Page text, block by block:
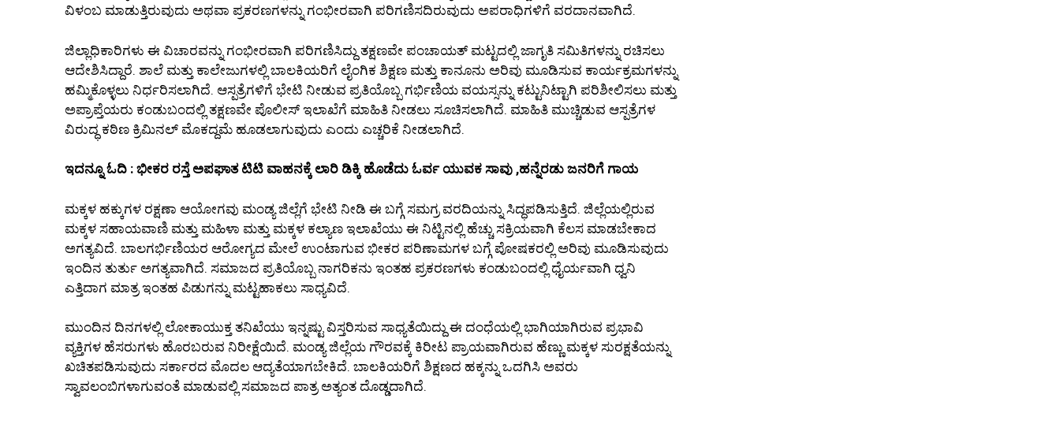
ವಿಳಂಬ ಮಾಡುತ್ತಿರುವುದು ಅಥವಾ ಪ್ರಕರಣಗಳನ್ನು ಗಂಭೀರವಾಗಿ ಪರಿಗಣಿಸದಿರುವುದು ಅಪರಾಧಿಗಳಿಗೆ ವರದಾನವಾಗಿದೆ.
ಜಿಲ್ಲಾಧಿಕಾರಿಗಳು ಈ ವಿಚಾರವನ್ನು ಗಂಭೀರವಾಗಿ ಪರಿಗಣಿಸಿದ್ದು ತಕ್ಷಣವೇ ಪಂಚಾಯತ್ ಮಟ್ಟದಲ್ಲಿ ಜಾಗೃತಿ ಸಮಿತಿಗಳನ್ನು ರಚಿಸಲು
ಆದೇಶಿಸಿದ್ದಾರೆ. ಶಾಲೆ ಮತ್ತು ಕಾಲೇಜುಗಳಲ್ಲಿ ಬಾಲಕಿಯರಿಗೆ ಲೈಂಗಿಕ ಶಿಕ್ಷಣ ಮತ್ತು ಕಾನೂನು ಅರಿವು ಮೂಡಿಸುವ ಕಾರ್ಯಕ್ರಮಗಳನ್ನು
ಹಮ್ಮಿಕೊಳ್ಳಲು ನಿರ್ಧರಿಸಲಾಗಿದೆ. ಆಸ್ಪತ್ರೆಗಳಿಗೆ ಭೇಟಿ ನೀಡುವ ಪ್ರತಿಯೊಬ್ಬ ಗರ್ಭಿಣಿಯ ವಯಸ್ಸನ್ನು ಕಟ್ಟುನಿಟ್ಟಾಗಿ ಪರಿಶೀಲಿಸಲು ಮತ್ತು
ಅಪ್ರಾಪ್ತೆಯರು ಕಂಡುಬಂದಲ್ಲಿ ತಕ್ಷಣವೇ ಪೊಲೀಸ್ ಇಲಾಖೆಗೆ ಮಾಹಿತಿ ನೀಡಲು ಸೂಚಿಸಲಾಗಿದೆ. ಮಾಹಿತಿ ಮುಚ್ಚಿಡುವ ಆಸ್ಪತ್ರೆಗಳ
ವಿರುದ್ಧ ಕಠಿಣ ಕ್ರಿಮಿನಲ್ ಮೊಕದ್ದಮೆ ಹೂಡಲಾಗುವುದು ಎಂದು ಎಚ್ಚರಿಕೆ ನೀಡಲಾಗಿದೆ.
ಇದನ್ನೂ ಓದಿ : ಭೀಕರ ರಸ್ತೆ ಅಪಘಾತ ಟಿಟಿ ವಾಹನಕ್ಕೆ ಲಾರಿ ಡಿಕ್ಕಿ ಹೊಡೆದು ಓರ್ವ ಯುವಕ ಸಾವು ,ಹನ್ನೆರಡು ಜನರಿಗೆ ಗಾಯ
ಮಕ್ಕಳ ಹಕ್ಕುಗಳ ರಕ್ಷಣಾ ಆಯೋಗವು ಮಂಡ್ಯ ಜಿಲ್ಲೆಗೆ ಭೇಟಿ ನೀಡಿ ಈ ಬಗ್ಗೆ ಸಮಗ್ರ ವರದಿಯನ್ನು ಸಿದ್ಧಪಡಿಸುತ್ತಿದೆ. ಜಿಲ್ಲೆಯಲ್ಲಿರುವ
ಮಕ್ಕಳ ಸಹಾಯವಾಣಿ ಮತ್ತು ಮಹಿಳಾ ಮತ್ತು ಮಕ್ಕಳ ಕಲ್ಯಾಣ ಇಲಾಖೆಯು ಈ ನಿಟ್ಟಿನಲ್ಲಿ ಹೆಚ್ಚು ಸಕ್ರಿಯವಾಗಿ ಕೆಲಸ ಮಾಡಬೇಕಾದ
ಅಗತ್ಯವಿದೆ. ಬಾಲಗರ್ಭಿಣಿಯರ ಆರೋಗ್ಯದ ಮೇಲೆ ಉಂಟಾಗುವ ಭೀಕರ ಪರಿಣಾಮಗಳ ಬಗ್ಗೆ ಪೋಷಕರಲ್ಲಿ ಅರಿವು ಮೂಡಿಸುವುದು
ಇಂದಿನ ತುರ್ತು ಅಗತ್ಯವಾಗಿದೆ. ಸಮಾಜದ ಪ್ರತಿಯೊಬ್ಬ ನಾಗರಿಕನು ಇಂತಹ ಪ್ರಕರಣಗಳು ಕಂಡುಬಂದಲ್ಲಿ ಧೈರ್ಯವಾಗಿ ಧ್ವನಿ
ಎತ್ತಿದಾಗ ಮಾತ್ರ ಇಂತಹ ಪಿಡುಗನ್ನು ಮಟ್ಟಹಾಕಲು ಸಾಧ್ಯವಿದೆ.
ಮುಂದಿನ ದಿನಗಳಲ್ಲಿ ಲೋಕಾಯುಕ್ತ ತನಿಖೆಯು ಇನ್ನಷ್ಟು ವಿಸ್ತರಿಸುವ ಸಾಧ್ಯತೆಯಿದ್ದು ಈ ದಂಧೆಯಲ್ಲಿ ಭಾಗಿಯಾಗಿರುವ ಪ್ರಭಾವಿ
ವ್ಯಕ್ತಿಗಳ ಹೆಸರುಗಳು ಹೊರಬರುವ ನಿರೀಕ್ಷೆಯಿದೆ. ಮಂಡ್ಯ ಜಿಲ್ಲೆಯ ಗೌರವಕ್ಕೆ ಕಿರೀಟ ಪ್ರಾಯವಾಗಿರುವ ಹೆಣ್ಣು ಮಕ್ಕಳ ಸುರಕ್ಷತೆಯನ್ನು
ಖಚಿತಪಡಿಸುವುದು ಸರ್ಕಾರದ ಮೊದಲ ಆದ್ಯತೆಯಾಗಬೇಕಿದೆ. ಬಾಲಕಿಯರಿಗೆ ಶಿಕ್ಷಣದ ಹಕ್ಕನ್ನು ಒದಗಿಸಿ ಅವರು
ಸ್ವಾವಲಂಬಿಗಳಾಗುವಂತೆ ಮಾಡುವಲ್ಲಿ ಸಮಾಜದ ಪಾತ್ರ ಅತ್ಯಂತ ದೊಡ್ಡದಾಗಿದೆ.